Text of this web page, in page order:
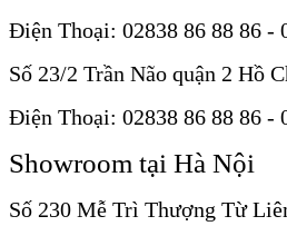
Điện Thoại: 02838 86 88 86 -
Số 23/2 Trần Não quận 2 Hồ
Điện Thoại: 02838 86 88 86 -
Showroom tại Hà Nội
Số 230 Mễ Trì Thượng Từ